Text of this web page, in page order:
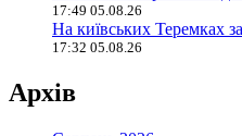
17:49 05.08.26
На київських Теремках
17:32 05.08.26
Архів